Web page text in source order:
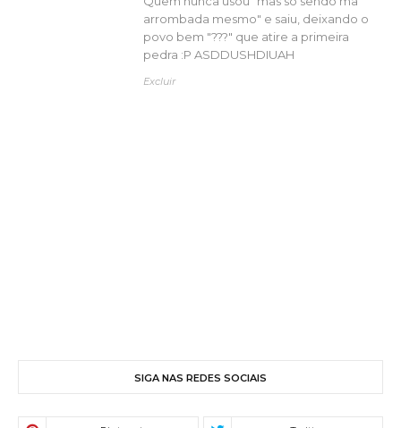
arrombada mesmo" e saiu, deixando o
povo bem "???" que atire a primeira
pedra :P ASDDUSHDIUAH
Excluir
SIGA NAS REDES SOCIAIS